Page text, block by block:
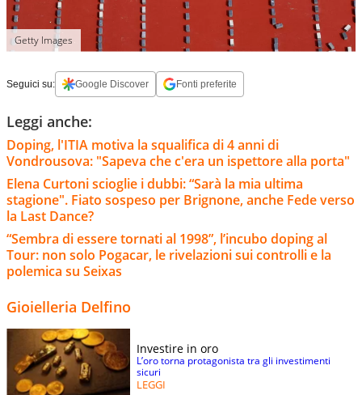
Getty Images
Seguici su: Google Discover Fonti preferite
Leggi anche:
Doping, l'ITIA motiva la squalifica di 4 anni di
Vondrousova: "Sapeva che c'era un ispettore alla porta"
Elena Curtoni scioglie i dubbi: “Sarà la mia ultima
stagione". Fiato sospeso per Brignone, anche Fede verso
la Last Dance?
“Sembra di essere tornati al 1998”, l’incubo doping al
Tour: non solo Pogacar, le rivelazioni sui controlli e la
polemica su Seixas
Gioielleria Delfino
Investire in oro
L’oro torna protagonista tra gli investimenti
sicuri
LEGGI